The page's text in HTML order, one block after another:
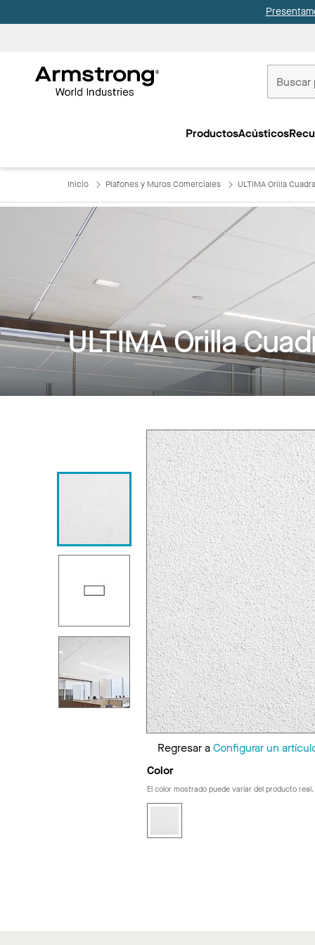
Inicio
ProductosAcústicos
Inicio Plafones y Muros Comerciales ULTIMA Orilla
ULTIMA Orilla
Regresar aConfigurar un
Color
El color mostrado puede variar del producto real.